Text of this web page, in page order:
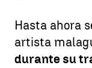
Hasta ahora
artista
durante su